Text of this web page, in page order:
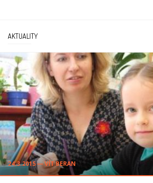
AKTUALITY
24.3.2015 ― VÍT BERAN